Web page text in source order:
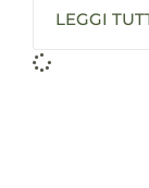
LEGGI